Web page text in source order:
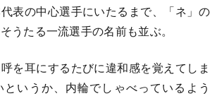
表の中心選手にいたるまで、「ネ」の
うたる一流選手の名前も並ぶ。
を耳にするたびに違和感を覚えてしま
というか、内輪でしゃべっているよう